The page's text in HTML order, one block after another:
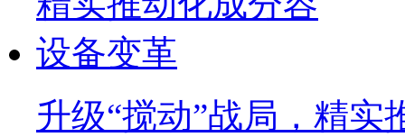
升级“搅动”战局，精实